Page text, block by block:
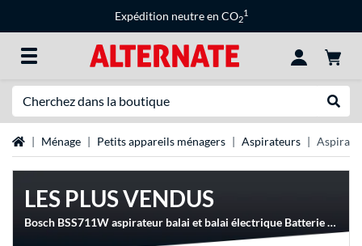
Expédition neutre en CO2
1
Page d'accueil
Ménage Petits appareils ménagers Aspirateurs
LES PLUS VENDUS
Bosch BSS711W aspirateur balai et balai électrique Batterie Sec Sans sac 0,3 L Noir, Argent, Blanc, Aspirateur balais